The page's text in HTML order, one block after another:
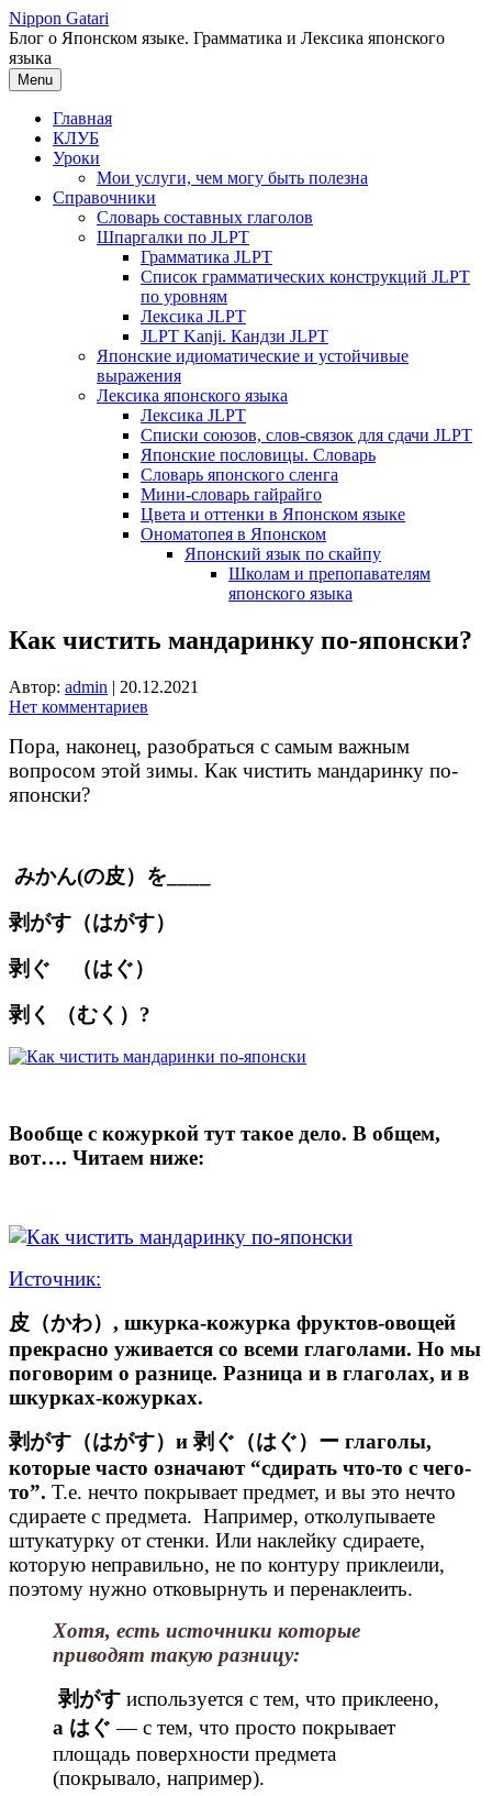
Перейти
к
содержимому
Nippon Gatari
Блог о Японском языке. Грамматика и Лексика японского
языка
Menu
Главная
КЛУБ
Уроки
Мои услуги, чем могу быть полезна
Справочники
Словарь составных глаголов
Шпаргалки по JLPT
Грамматика JLPT
Список грамматических конструкций JLPT
по уровням
Лексика JLPT
JLPT Kanji. Кандзи JLPT
Японские идиоматические и устойчивые
выражения
Лексика японского языка
Лексика JLPT
Списки союзов, слов-связок для сдачи JLPT
Японские пословицы. Словарь
Словарь японского сленга
Мини-словарь гайрайго
Цвета и оттенки в Японском языке
Ономатопея в Японском
Японский язык по скайпу
Школам и препопавателям
японского языка
Как чистить мандаринку по-японски?
Автор: admin | 20.12.2021
Нет комментариев
Пора, наконец, разобраться с самым важным
вопросом этой зимы. Как чистить мандаринку по-
японски?
みかん(の皮）を____
剥がす（はがす）
剥ぐ （はぐ）
剥く （むく）?
Вообще с кожуркой тут такое дело. В общем,
вот…. Читаем ниже:
Источник:
皮（かわ）, шкурка-кожурка фруктов-овощей
прекрасно уживается со всеми глаголами. Но мы
поговорим о разнице. Разница и в глаголах, и в
шкурках-кожурках.
剥がす（はがす）и 剥ぐ（はぐ）ー глаголы,
которые часто означают “сдирать что-то с чего-
то”. Т.е. нечто покрывает предмет, и вы это нечто
сдираете с предмета. Например, отколупываете
штукатурку от стенки. Или наклейку сдираете,
которую неправильно, не по контуру приклеили,
поэтому нужно отковырнуть и перенаклеить.
Хотя, есть источники которые
приводят такую разницу:
剥がす используется с тем, что приклеено,
а はぐ— с тем, что просто покрывает
площадь поверхности предмета
(покрывало, например).